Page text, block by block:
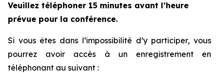
Veuillez téléphoner 15 minutes avant l’heure
prévue pour la conférence.
Si vous êtes dans l’impossibilité d’y participer, vous
pourrez avoir accès à un enregistrement en
téléphonant au suivant :